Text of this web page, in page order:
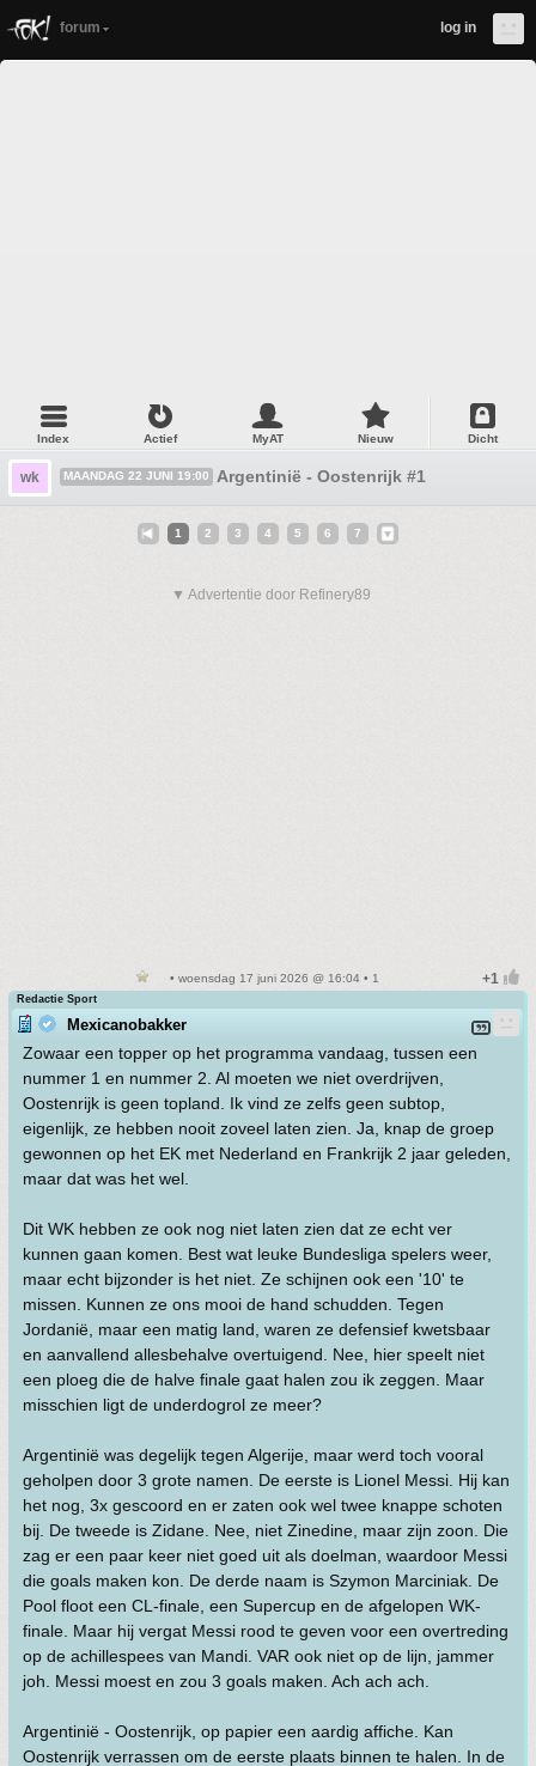
forum log in
Index Actief MyAT Nieuw Dicht
wk MAANDAG 22 JUNI 19:00 Argentinië - Oostenrijk #1
1 2 3 4 5 6 7
▼ Advertentie door Refinery89
• woensdag 17 juni 2026 @ 16:04 • 1
Redactie Sport
Mexicanobakker
Zowaar een topper op het programma vandaag, tussen een
nummer 1 en nummer 2. Al moeten we niet overdrijven,
Oostenrijk is geen topland. Ik vind ze zelfs geen subtop,
eigenlijk, ze hebben nooit zoveel laten zien. Ja, knap de groep
gewonnen op het EK met Nederland en Frankrijk 2 jaar geleden,
maar dat was het wel.
Dit WK hebben ze ook nog niet laten zien dat ze echt ver
kunnen gaan komen. Best wat leuke Bundesliga spelers weer,
maar echt bijzonder is het niet. Ze schijnen ook een '10' te
missen. Kunnen ze ons mooi de hand schudden. Tegen
Jordanië, maar een matig land, waren ze defensief kwetsbaar
en aanvallend allesbehalve overtuigend. Nee, hier speelt niet
een ploeg die de halve finale gaat halen zou ik zeggen. Maar
misschien ligt de underdogrol ze meer?
Argentinië was degelijk tegen Algerije, maar werd toch vooral
geholpen door 3 grote namen. De eerste is Lionel Messi. Hij kan
het nog, 3x gescoord en er zaten ook wel twee knappe schoten
bij. De tweede is Zidane. Nee, niet Zinedine, maar zijn zoon. Die
zag er een paar keer niet goed uit als doelman, waardoor Messi
die goals maken kon. De derde naam is Szymon Marciniak. De
Pool floot een CL-finale, een Supercup en de afgelopen WK-
finale. Maar hij vergat Messi rood te geven voor een overtreding
op de achillespees van Mandi. VAR ook niet op de lijn, jammer
joh. Messi moest en zou 3 goals maken. Ach ach ach.
Argentinië - Oostenrijk, op papier een aardig affiche. Kan
Oostenrijk verrassen om de eerste plaats binnen te halen. In de